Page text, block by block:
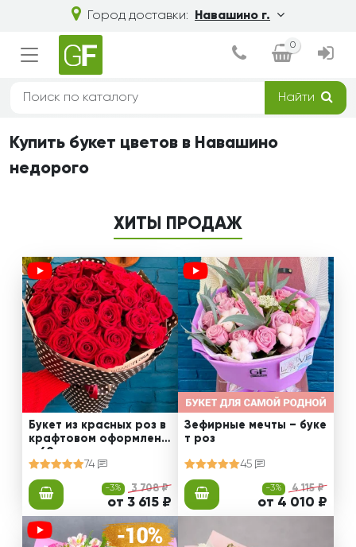
Город доставки: Навашино г.
0
Найти
Купить букет цветов в Навашино
недорого
ХИТЫ ПРОДАЖ
Букет из красных роз в
крафтовом оформлени
и 60 см
74
-3% 3 708 ₽
от 3 615 ₽
Зефирные мечты – буке
т роз
45
-3% 4 115 ₽
от 4 010 ₽